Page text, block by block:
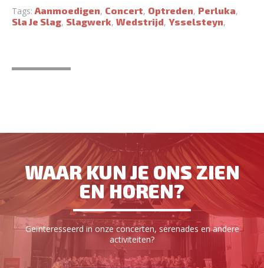
Tags:Aanmoedigen, Concert, Optreden, Perluka,
Sla Je Slag, Slagwerk, Wedstrijd, Ysselsteyn,
WAAR KUN JE ONS ZIEN
EN HOREN?
Geïnteresseerd in onze concerten, serenades en andere
activiteiten?